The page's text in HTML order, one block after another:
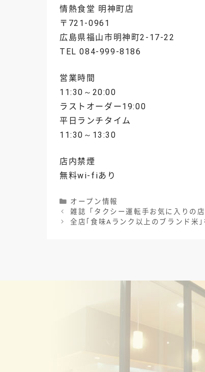
情熱食堂 明神町店
〒721-0961
広島県福山市明神町2-17-22
TEL 084-999-8186
営業時間
11:30～20:00
ラストオーダー19:00
平日ランチタイム
11:30～13:30
店内禁煙
無料wi-fiあり
Categories
オープン情報
雑誌「タクシー運転手お気に入りの
全店｢食味Aランク以上のブランド米